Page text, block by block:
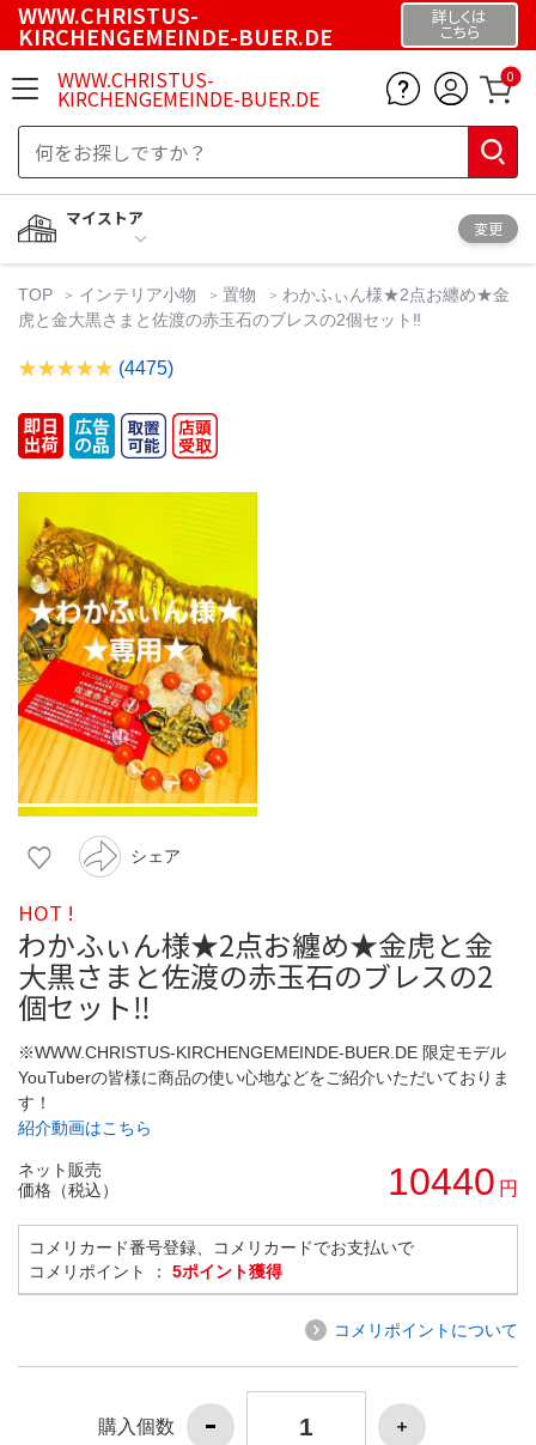
WWW.CHRISTUS-
KIRCHENGEMEINDE-BUER.DE
詳しくは
こちら
WWW.CHRISTUS-
KIRCHENGEMEINDE-BUER.DE
0
マイストア
変更
TOP インテリア小物 置物
わかふぃん様★2点お纏め★金
虎と金大黒さまと佐渡の赤玉石のブレスの2個セット‼️
(4475)
シェア
HOT !
わかふぃん様★2点お纏め★金虎と金
大黒さまと佐渡の赤玉石のブレスの2
個セット‼️
※WWW.CHRISTUS-KIRCHENGEMEINDE-BUER.DE 限定モデル
YouTuberの皆様に商品の使い心地などをご紹介いただいておりま
す！
紹介動画はこちら
ネット販売
価格（税込）
10440 円
コメリカード番号登録、コメリカードでお支払いで
コメリポイント ： 5ポイント獲得
コメリポイントについて
購入個数